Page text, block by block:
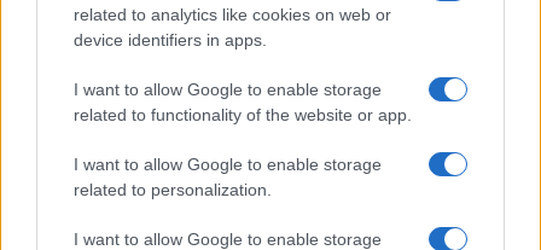
related to analytics like cookies on web or
device identifiers in apps.
I want to allow Google to enable storage
related to functionality of the website or app.
I want to allow Google to enable storage
related to personalization.
I want to allow Google to enable storage
„Tudom, hogy megfizetem az árát
[Netanjahuhoz való] közeli kapcsolatom
miatt, és azt is, hogy a miniszterelnökhöz
fűződő bizalmi viszonyom nagyon hasznos a
Moszad működéséhez és fejlődéséhez” –
jelentette ki Cohen.